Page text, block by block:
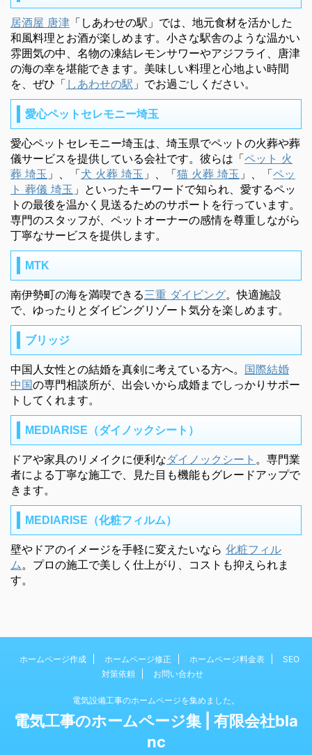
居酒屋 唐津 「しあわせの駅」では、地元食材を活かした
和風料理とお酒が楽しめます。小さな駅舎のような温かい
雰囲気の中、名物の凍結レモンサワーやアジフライ、唐津
の海の幸を堪能できます。美味しい料理と心地よい時間
を、ぜひ「 しあわせの駅 」でお過ごしください。
愛心ペットセレモニー埼玉
愛心ペットセレモニー埼玉は、埼玉県でペットの火葬や葬
儀サービスを提供している会社です。彼らは「ペット 火
葬 埼玉 」、「犬 火葬 埼玉 」、「猫 火葬 埼玉 」、「ペッ
ト 葬儀 埼玉 」といったキーワードで知られ、愛するペッ
トの最後を温かく見送るためのサポートを行っています。
専門のスタッフが、ペットオーナーの感情を尊重しながら
丁寧なサービスを提供します。
MTK
南伊勢町の海を満喫できる三重 ダイビング。快適施設
で、ゆったりとダイビングリゾート気分を楽しめます。
ブリッジ
中国人女性との結婚を真剣に考えている方へ。 国際結婚
中国の専門相談所が、出会いから成婚までしっかりサポー
トしてくれます。
MEDIARISE（ダイノックシート）
ドアや家具のリメイクに便利なダイノックシート 。専門業
者による丁寧な施工で、見た目も機能もグレードアップで
きます。
MEDIARISE（化粧フィルム）
壁やドアのイメージを手軽に変えたいなら 化粧フィル
ム 。プロの施工で美しく仕上がり、コストも抑えられま
す。
ホームページ作成 ホームページ修正 ホームページ料金表
SEO
対策依頼
お問い合わせ
電気設備工事のホームページを集めました。
電気工事のホームページ集 | 有限会社bla
nc